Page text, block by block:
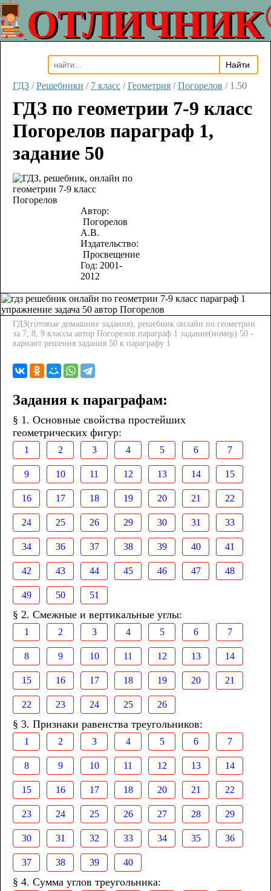
ОТЛИЧНИК
ГДЗ / Решебники / 7 класс / Геометрия / Погорелов / 1.50
ГДЗ по геометрии 7-9 класс
Погорелов параграф 1,
задание 50
Автор:
Погорелов
А.В.
Издательство:
Просвещение
Год: 2001-
2012
ГДЗ(готовые домашние задания), решебник онлайн по геометрии
за 7, 8, 9 классы автор Погорелов параграф 1 задание(номер) 50 -
вариант решения задания 50 к параграфу 1
Задания к параграфам:
§ 1. Основные свойства простейших
геометрических фигур:
1 2 3 4 5 6 7
9 10 11 12 13 14 15
16 17 18 19 20 21 22
24 25 26 29 30 31 33
34 36 37 38 39 40 41
42 43 44 45 46 47 48
49 50 51
§ 2. Смежные и вертикальные углы:
1 2 3 4 5 6 7
8 9 10 11 12 13 14
15 16 17 18 19 20 21
22 23 24 25 26
§ 3. Признаки равенства треугольников:
1 2 3 4 5 6 7
8 9 10 11 12 13 14
15 16 17 18 20 21 22
23 24 25 26 27 28 29
30 31 32 33 34 35 36
37 38 39 40
§ 4. Сумма углов треугольника: